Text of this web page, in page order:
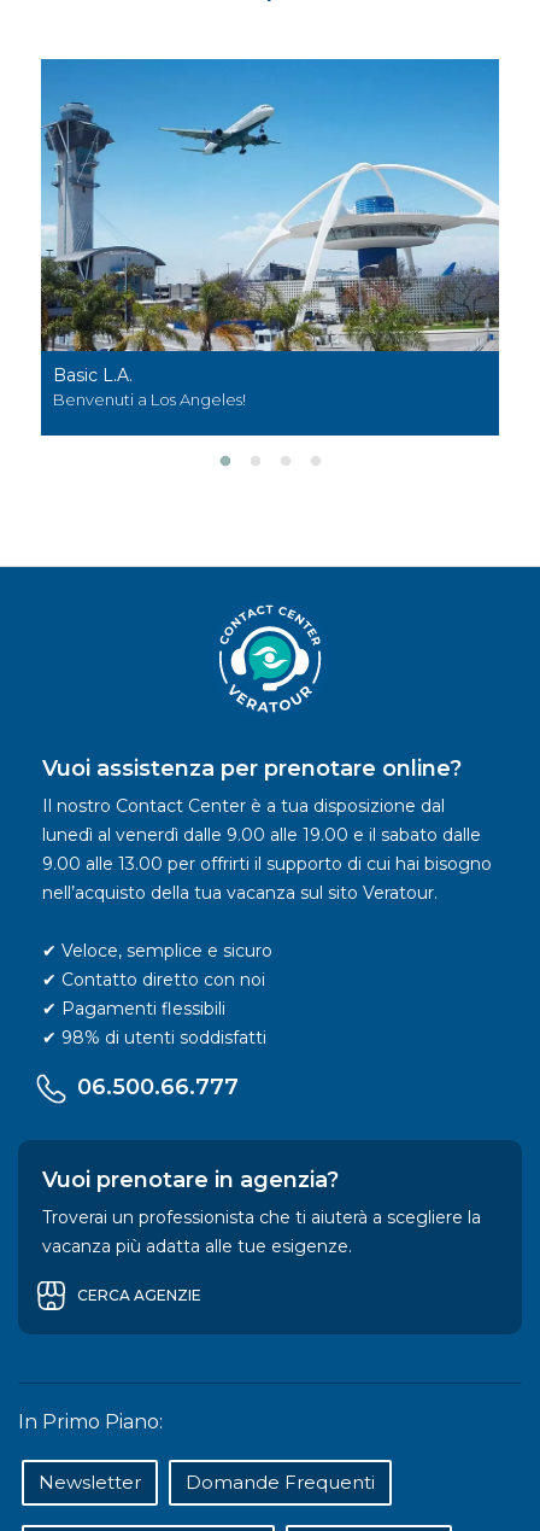
a Los Angeles!
Vuoi assistenza per prenotare online?
Il nostro Contact Center è a tua disposizione dal
lunedì al venerdì dalle 9.00 alle 19.00 e il sabato dalle
9.00 alle 13.00 per offrirti il supporto di cui hai bisogno
nell’acquisto della tua vacanza sul sito Veratour.
✔ Veloce, semplice e sicuro
✔ Contatto diretto con noi
✔ Pagamenti flessibili
✔ 98% di utenti soddisfatti
06.500.66.777
Vuoi prenotare in agenzia?
Troverai un professionista che ti aiuterà a scegliere la
vacanza più adatta alle tue esigenze.
CERCA AGENZIE
In Primo Piano:
Newsletter Domande Frequenti